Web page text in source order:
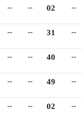
-- -- 02 --
-- -- 31 --
-- -- 40 --
-- -- 49 --
-- -- 02 --